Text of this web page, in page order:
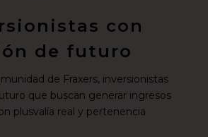
con
de futuro
de Fraxers, inversionistas
que buscan generar ingresos
plusvalía real y pertenencia